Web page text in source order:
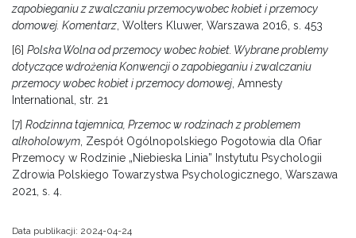
zapobieganiu z zwalczaniu przemocywobec kobiet i przemocy
domowej. Komentarz, Wolters Kluwer, Warszawa 2016, s. 453
[6] Polska Wolna od przemocy wobec kobiet. Wybrane problemy
dotyczące wdrożenia Konwencji o zapobieganiu i zwalczaniu
przemocy wobec kobiet i przemocy domowej, Amnesty
International, str. 21
[7] Rodzinna tajemnica, Przemoc w rodzinach z problemem
alkoholowym, Zespół Ogólnopolskiego Pogotowia dla Ofiar
Przemocy w Rodzinie „Niebieska Linia” Instytutu Psychologii
Zdrowia Polskiego Towarzystwa Psychologicznego, Warszawa
2021, s. 4.
Data publikacji: 2024-04-24